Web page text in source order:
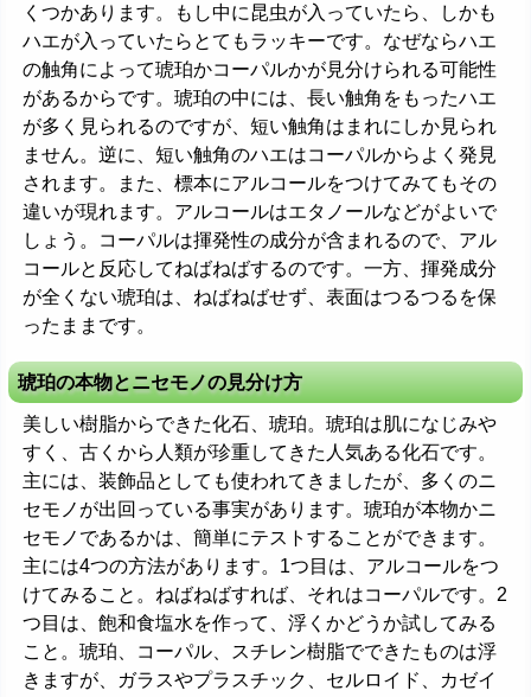
くつかあります。もし中に昆虫が入っていたら、しかも
ハエが入っていたらとてもラッキーです。なぜならハエ
の触角によって琥珀かコーパルかが見分けられる可能性
があるからです。琥珀の中には、長い触角をもったハエ
が多く見られるのですが、短い触角はまれにしか見られ
ません。逆に、短い触角のハエはコーパルからよく発見
されます。また、標本にアルコールをつけてみてもその
違いが現れます。アルコールはエタノールなどがよいで
しょう。コーパルは揮発性の成分が含まれるので、アル
コールと反応してねばねばするのです。一方、揮発成分
が全くない琥珀は、ねばねばせず、表面はつるつるを保
ったままです。
琥珀の本物とニセモノの見分け方
美しい樹脂からできた化石、琥珀。琥珀は肌になじみや
すく、古くから人類が珍重してきた人気ある化石です。
主には、装飾品としても使われてきましたが、多くのニ
セモノが出回っている事実があります。琥珀が本物かニ
セモノであるかは、簡単にテストすることができます。
主には4つの方法があります。1つ目は、アルコールをつ
けてみること。ねばねばすれば、それはコーパルです。2
つ目は、飽和食塩水を作って、浮くかどうか試してみる
こと。琥珀、コーパル、スチレン樹脂でできたものは浮
きますが、ガラスやプラスチック、セルロイド、カゼイ